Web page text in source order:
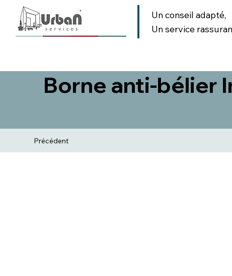
Un conseil adapté,
Un service
Borne anti-bélier
Précédent